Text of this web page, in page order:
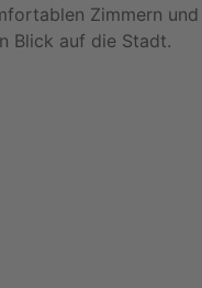
Zimmern und
Blick auf die Stadt.